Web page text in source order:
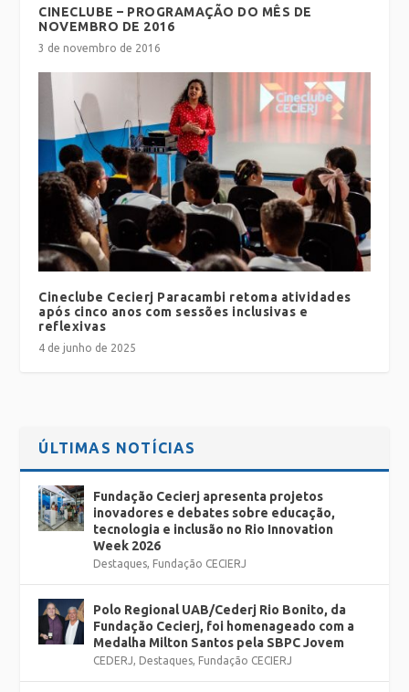
CINECLUBE – PROGRAMAÇÃO DO MÊS DE
NOVEMBRO DE 2016
3 de novembro de 2016
Cineclube Cecierj Paracambi retoma atividades
após cinco anos com sessões inclusivas e
reflexivas
4 de junho de 2025
ÚLTIMAS NOTÍCIAS
Fundação Cecierj apresenta projetos
inovadores e debates sobre educação,
tecnologia e inclusão no Rio Innovation
Week 2026
Destaques Fundação CECIERJ
Polo Regional UAB/Cederj Rio Bonito, da
Fundação Cecierj, foi homenageado com a
Medalha Milton Santos pela SBPC Jovem
CEDERJ Destaques Fundação CECIERJ